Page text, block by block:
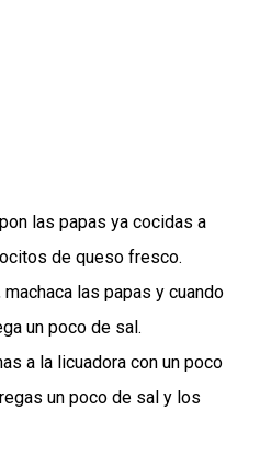
las papas ya cocidas a
de queso fresco.
las papas y cuando
un poco de sal.
a la licuadora con un poco
un poco de sal y los